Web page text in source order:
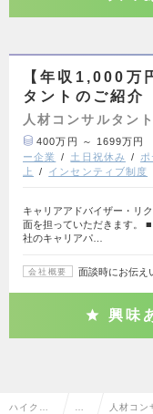
【年収1,000万
タントのご紹介
人材コンサルタン
400万円 ～ 1699万円
ー企業
土日祝休み
上
インセンティブ制度
キャリアアドバイザー・リ
面を担っていただきます。
社のキャリアパ…
会社概要 面談時にお伝え
興味
ハイクラ 人材コン